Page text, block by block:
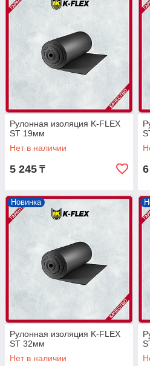
Рулонная изоляция K-FLEX
ST 19мм
Нет в наличии
5 245 ₸
Новинка
Рулонная изоляция K-FLEX
ST 32мм
Нет в наличии